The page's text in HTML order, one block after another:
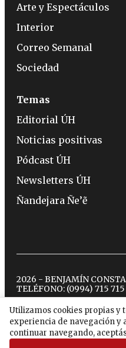
Utilizamos cookies propias y
experiencia de navegación y
continuar navegando,
Arte y Espectáculos
Interior
Correo Semanal
Sociedad
Temas
Editorial ÚH
Noticias positivas
Pódcast ÚH
Newsletters ÚH
Ñandejara Ñe’ẽ
2026 - BENJAMÍN
TELÉFONO: (0994) 715 715
twitterinstagram